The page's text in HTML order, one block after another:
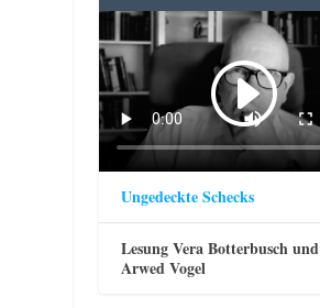
Ungedeckte Schecks
Lesung Vera Botterbusch und
Arwed Vogel